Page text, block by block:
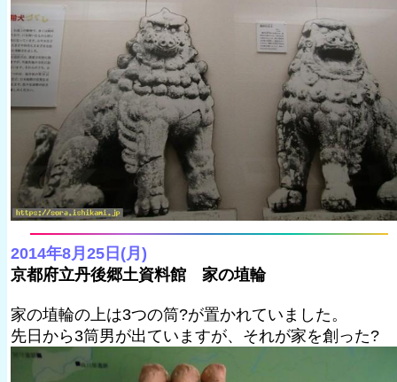
2014年8月25日(月)
京都府立丹後郷土資料館 家の埴輪
家の埴輪の上は3つの筒?が置かれていました。
先日から3筒男が出ていますが、それが家を創った?